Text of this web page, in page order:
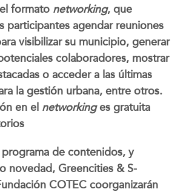
formato networking, que
participantes agendar reuniones
visibilizar su municipio, generar
colaboradores, mostrar
o acceder a las últimas
la gestión urbana, entre otros.
en el networkinges gratuita
programa de contenidos, y
novedad, Greencities & S-
COTEC coorganizarán